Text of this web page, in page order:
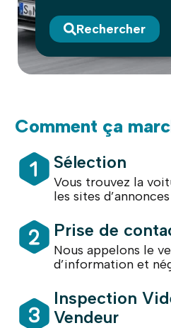
Rechercher
Comment ça
Sélection
Vous trouvez la
les sites
Prise de
Nous appelons le
d’information et
Inspection
Vendeur